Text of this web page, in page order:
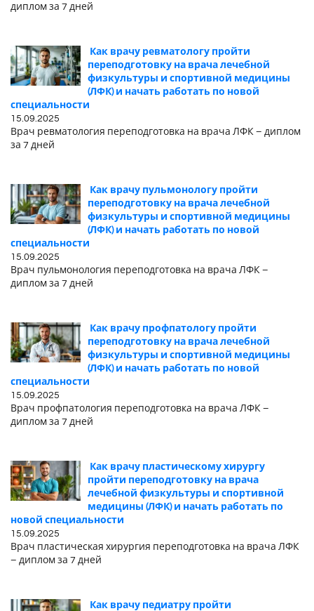
диплом за 7 дней
Как врачу ревматологу пройти
переподготовку на врача лечебной
физкультуры и спортивной медицины
(ЛФК) и начать работать по новой
специальности
15.09.2025
Врач ревматология переподготовка на врача ЛФК – диплом
за 7 дней
Как врачу пульмонологу пройти
переподготовку на врача лечебной
физкультуры и спортивной медицины
(ЛФК) и начать работать по новой
специальности
15.09.2025
Врач пульмонология переподготовка на врача ЛФК –
диплом за 7 дней
Как врачу профпатологу пройти
переподготовку на врача лечебной
физкультуры и спортивной медицины
(ЛФК) и начать работать по новой
специальности
15.09.2025
Врач профпатология переподготовка на врача ЛФК –
диплом за 7 дней
Как врачу пластическому хирургу
пройти переподготовку на врача
лечебной физкультуры и спортивной
медицины (ЛФК) и начать работать по
новой специальности
15.09.2025
Врач пластическая хирургия переподготовка на врача ЛФК
– диплом за 7 дней
Как врачу педиатру пройти